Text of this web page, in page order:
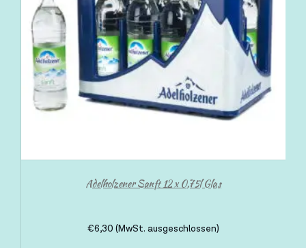
Adelholzener Sanft 12 x 0,75l Glas
€6,30 (MwSt. ausgeschlossen)